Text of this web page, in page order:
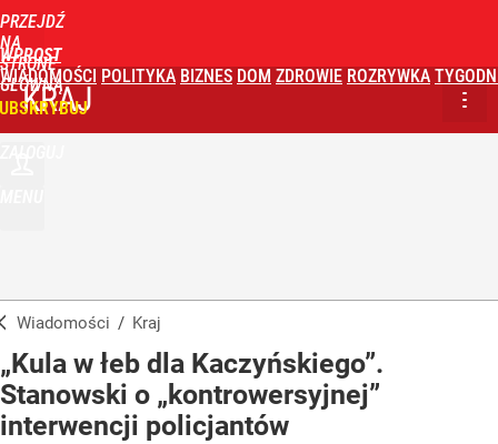
PRZEJDŹ
NA
STRONĘ
GŁÓWNĄ
WPROST
WIADOMOŚCI POLITYKA BIZNES DOM ZDROWIE ROZRYWKA
KRAJ
Wiadomości / Kraj
„Kula w łeb dla Kaczyńskiego”.
Stanowski o „kontrowersyjnej”
interwencji policjantów